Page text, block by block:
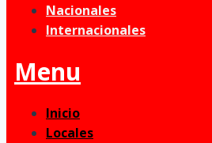
Nacionales
Internacionales
Menu
Inicio
Locales